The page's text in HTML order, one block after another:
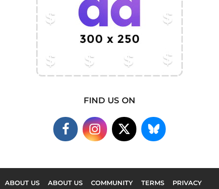
FIND US ON
ABOUT US ABOUT US COMMUNITY TERMS PRIVACY